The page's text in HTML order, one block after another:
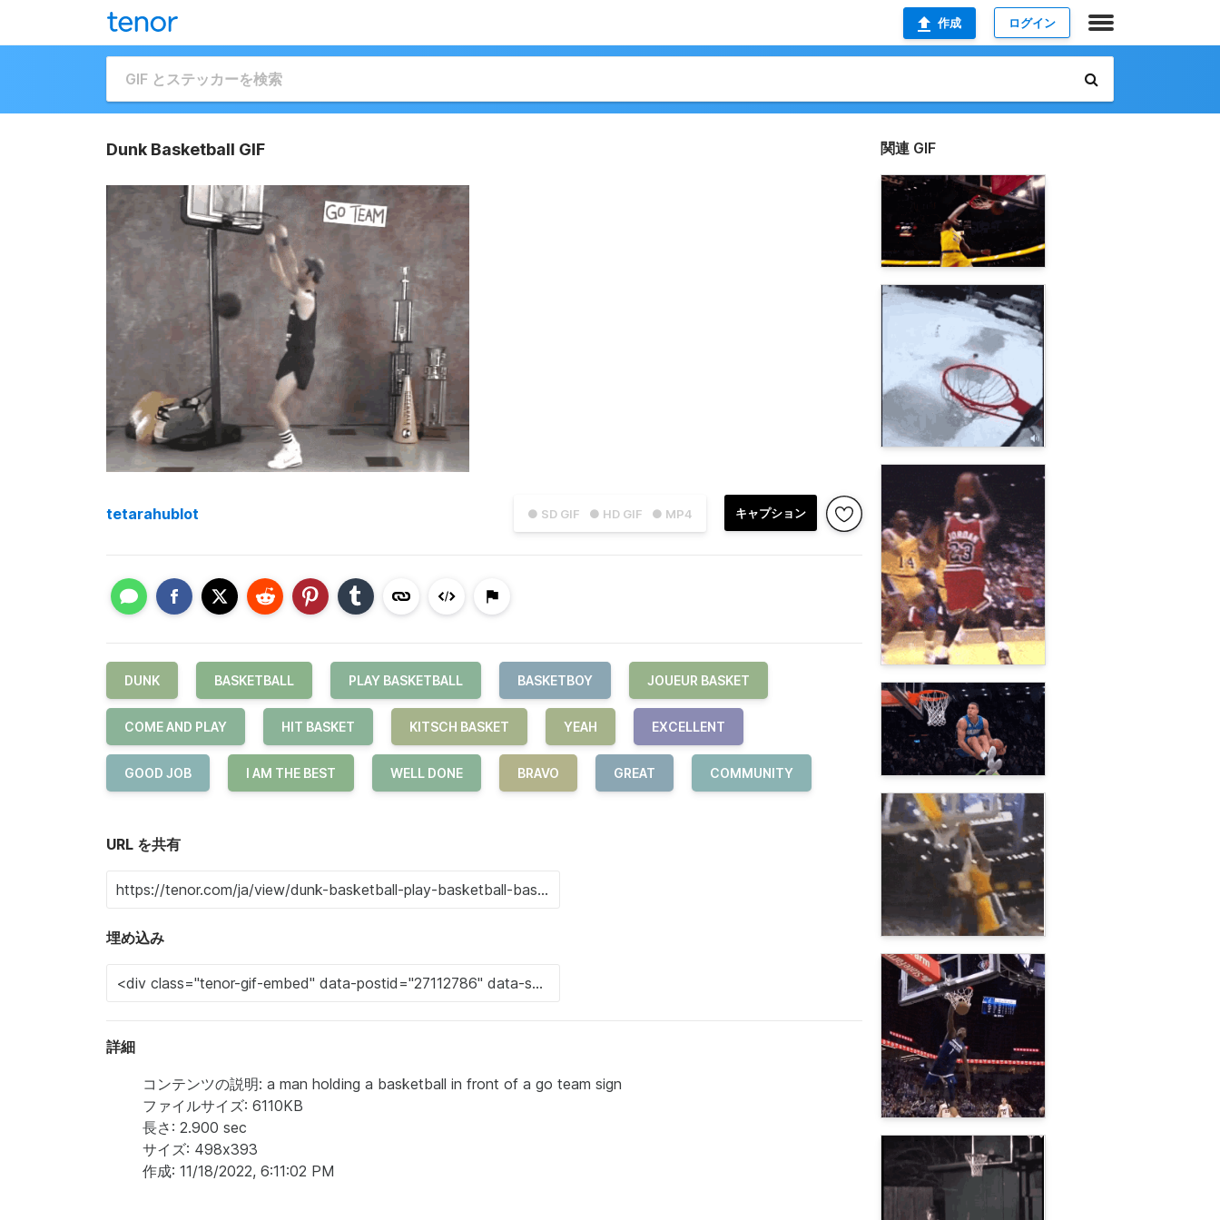
作成 ログイン
Dunk Basketball GIF
● SD GIF ● HD GIF ● MP4 キャプション
tetarahublot
DUNK BASKETBALL PLAY BASKETBALL BASKETBOY JOUEUR BASKET
COME AND PLAY HIT BASKET KITSCH BASKET YEAH EXCELLENT
GOOD JOB I AM THE BEST WELL DONE BRAVO GREAT COMMUNITY
URL を共有
埋め込み
詳細
コンテンツの説明: a man holding a basketball in front of a go team sign
ファイルサイズ: 6110KB
長さ: 2.900 sec
サイズ: 498x393
作成: 11/18/2022, 6:11:02 PM
関連 GIF